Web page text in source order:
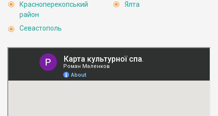
Красноперекопський
район
Севастополь
Ялта